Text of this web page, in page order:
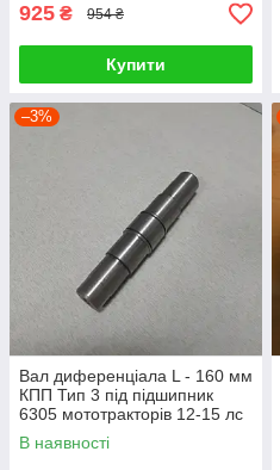
925 ₴ 954 ₴
Купити
–3%
Вал диференціала L - 160 мм
КПП Тип 3 під підшипник
6305 мототракторів 12-15 лс
В наявності